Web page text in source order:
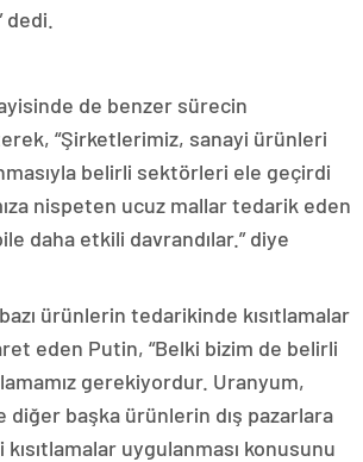
de benzer sürecin
“Şirketlerimiz, sanayi ürünleri
belirli sektörleri ele geçirdi
nispeten ucuz mallar tedarik eden
daha etkili davrandılar.” diye
ürünlerin tedarikinde kısıtlamalar
eden Putin, “Belki bizim de belirli
gerekiyordur. Uranyum,
başka ürünlerin dış pazarlara
uygulanması konusunu